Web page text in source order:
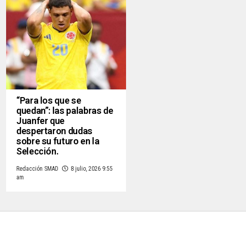
“Para los que se
quedan”: las palabras de
Juanfer que
despertaron dudas
sobre su futuro en la
Selección.
Redacción SMAD
8 julio, 2026 9:55
am